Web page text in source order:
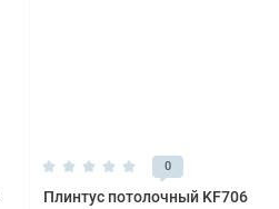
0
Плинтус потолочный KF706